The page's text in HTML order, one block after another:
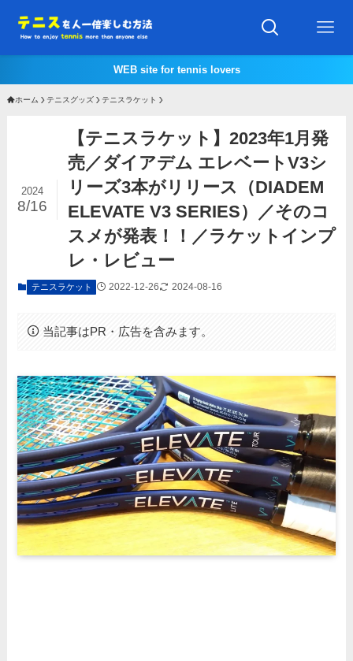
WEB site for tennis lovers
ホーム テニスグッズ テニスラケット
【テニスラケット】2023年1月発
売／ダイアデム エレベートV3シ
リーズ3本がリリース（DIADEM
ELEVATE V3 SERIES）／そのコ
スメが発表！！／ラケットインプ
レ・レビュー
2024
8/16
テニスラケット 2022-12-26 2024-08-16
当記事はPR・広告を含みます。